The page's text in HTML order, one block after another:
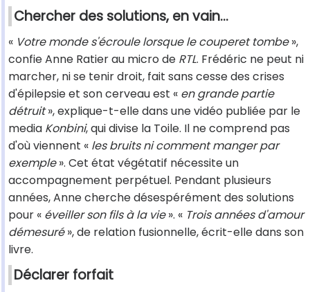
Chercher des solutions, en vain…
« Votre monde s'écroule lorsque le couperet tombe»,
confie Anne Ratier au micro de RTL. Frédéric ne peut ni
marcher, ni se tenir droit, fait sans cesse des crises
d'épilepsie et son cerveau est « en grande partie
détruit», explique-t-elle dans une vidéo publiée par le
media Konbini, qui divise la Toile. Il ne comprend pas
d'où viennent « les bruits ni comment manger par
exemple». Cet état végétatif nécessite un
accompagnement perpétuel. Pendant plusieurs
années, Anne cherche désespérément des solutions
pour « éveiller son fils à la vie». « Trois années d'amour
démesuré», de relation fusionnelle, écrit-elle dans son
livre.
Déclarer forfait